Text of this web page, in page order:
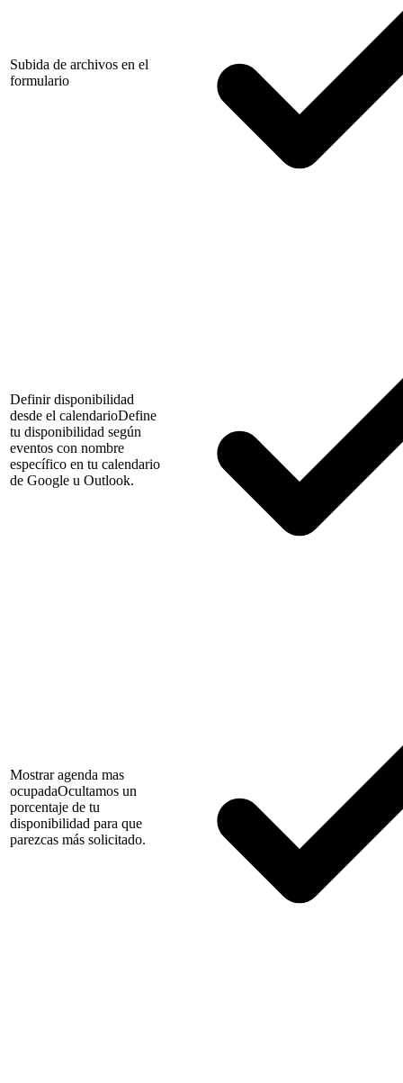
Subida de archivos en el
formulario
Definir disponibilidad
desde el calendarioDefine
tu disponibilidad según
eventos con nombre
específico en tu calendario
de Google u Outlook.
Mostrar agenda mas
ocupadaOcultamos un
porcentaje de tu
disponibilidad para que
parezcas más solicitado.